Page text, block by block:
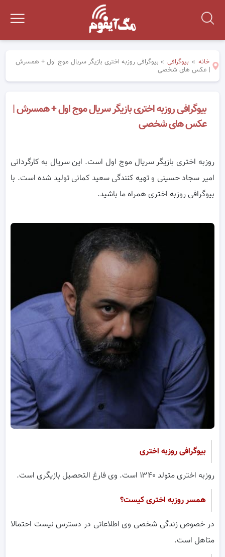
خانه » بیوگرافی » بیوگرافی روزبه اختری بازیگر سریال موج اول + همسرش
| عکس های شخصی
بیوگرافی روزبه اختری بازیگر سریال موج اول + همسرش |
عکس های شخصی
روزبه اختری بازیگر سریال موج اول است. این سریال به کارگردانی
امیر سجاد حسینی و تهیه کنندگی سعید کمانی تولید شده است. با
بیوگرافی روزبه اختری همراه ما باشید.
بیوگرافی روزبه اختری
روزبه اختری متولد ۱۳۴۰ است. وی فارغ التحصیل بازیگری است.
همسر روزبه اختری کیست؟
در خصوص زندگی شخصی وی اطلاعاتی در دسترس نیست احتمالا
متاهل است.